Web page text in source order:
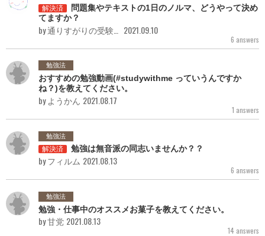
解決済
問題集やテキストの1日のノルマ、どうやって決め
てますか？
2021.09.10
6 answers
勉強法
おすすめの勉強動画(#studywithme っていうんですか
ね？)を教えてください。
by ようかん 2021.08.17
1 answers
勉強法
解決済 勉強は無音派の同志いませんか？？
by フィルム 2021.08.13
6 answers
勉強法
勉強・仕事中のオススメお菓子を教えてください。
by 甘党 2021.08.13
14 answers